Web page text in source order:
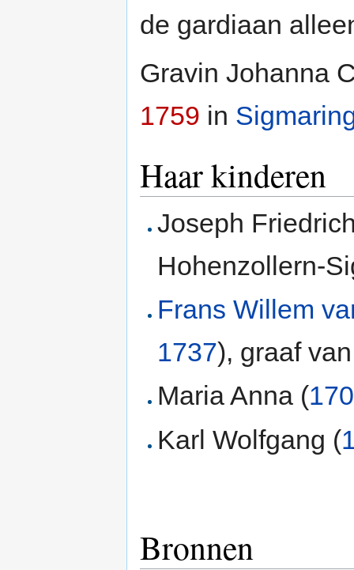
de gardiaan
Gravin Johanna
1759 in
Haar kinderen
Joseph
Hohenzollern-
Frans Willem
1737), graaf
Maria Anna (
Karl Wolfgang (
Bronnen